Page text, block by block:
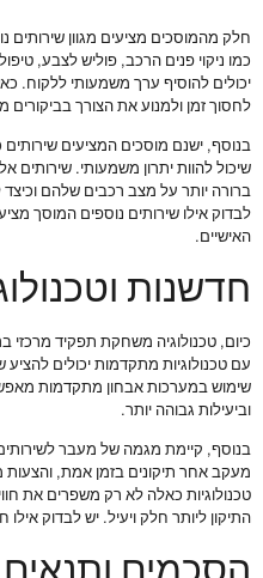
חלק מהמוסכים מציעים מגוון שירותים
כמו ניקוי פנים הרכב, פוליש לצבע,
יכולים להוסיף ערך משמעותי ללקוח.
לחסוך זמן ולמנוע את הצורך בביקורים
בנוסף, ישנם מוסכים המציעים שירותים
שיכול להוות יתרון משמעותי. שירותים
ברורה יותר על מצב רכבים שלהם
לבדוק אילו שירותים נוספים המוסך
האישיים.
חדשנות
כיום, טכנולוגיה משחקת תפקיד מרכזי
עם טכנולוגיות מתקדמות יכולים להציע
שימוש במערכות אבחון מתקדמות
וביעילות גבוהה יותר.
בנוסף, קיימת מגמה של מעבר
מעקב אחר תיקונים בזמן אמת, והצעות
טכנולוגיות כאלה לא רק משפרים את
התיקון ליותר חלק ויעיל. יש לבדוק